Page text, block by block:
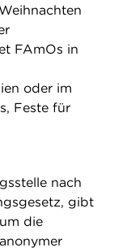
FAmOs in
oder im
Feste für
nach
gibt
die